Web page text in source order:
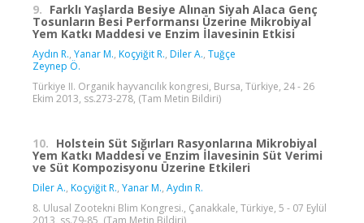
9. Farklı Yaşlarda Besiye Alınan Siyah Alaca Genç
Tosunların Besi Performansı Üzerine Mikrobiyal
Yem Katkı Maddesi ve Enzim İlavesinin Etkisi
Aydın R., Yanar M., Koçyiğit R., Diler A., Tuğçe
Zeynep Ö.
Türkiye II. Organik hayvancılık kongresi, Bursa, Türkiye, 24 - 26
Ekim 2013, ss.273-278, (Tam Metin Bildiri)
10. Holstein Süt Sığırları Rasyonlarına Mikrobiyal
Yem Katkı Maddesi ve Enzim İlavesinin Süt Verimi
ve Süt Kompozisyonu Üzerine Etkileri
Diler A., Koçyiğit R., Yanar M., Aydın R.
8. Ulusal Zootekni Blim Kongresi., Çanakkale, Türkiye, 5 - 07 Eylül
2013, ss.79-85, (Tam Metin Bildiri)